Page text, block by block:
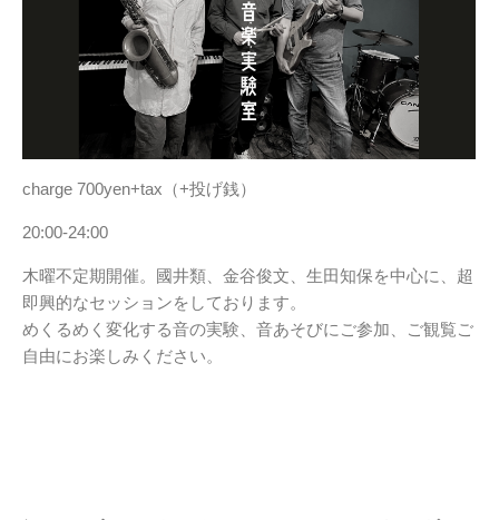
charge 700yen+tax（+投げ銭）
20:00-24:00
木曜不定期開催。國井類、金谷俊文、生田知保を中心に、超
即興的なセッションをしております。
めくるめく変化する音の実験、音あそびにご参加、ご観覧ご
自由にお楽しみください。